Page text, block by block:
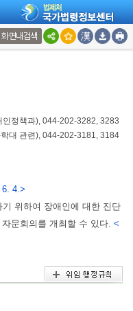
화면내검색
인정책과), 044-202-3282, 3283
대 관련), 044-202-3181, 3184
6. 4.>
위하여 장애인에 대한 진단
문회의를 개최할 수 있다. <